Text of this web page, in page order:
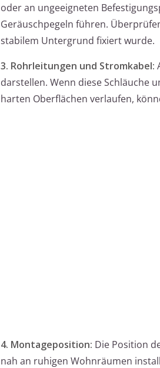
oder an ungeeigneten
Geräuschpegeln führen.
stabilem Untergrund fixiert wurde.
3. Rohrleitungen und Stromkabel:
darstellen. Wenn diese Schläuche
harten Oberflächen verlaufen,
4. Montageposition: Die Position
nah an ruhigen Wohnräumen